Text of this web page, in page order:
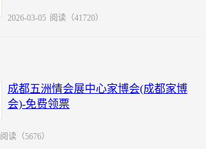
2026-03-05 阅读（41720）
成都五洲情会展中心家博会(成都家博
会)-免费领票
阅读（5676）